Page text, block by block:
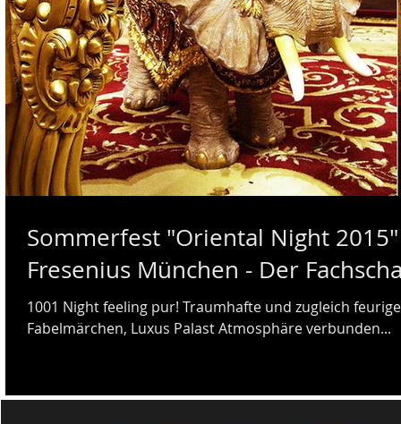
Sommerfest "Oriental Night
Fresenius München - Der
1001 Night feeling pur! Traumhafte und zugleich
Fabelmärchen, Luxus Palast Atmosphäre verbunden...